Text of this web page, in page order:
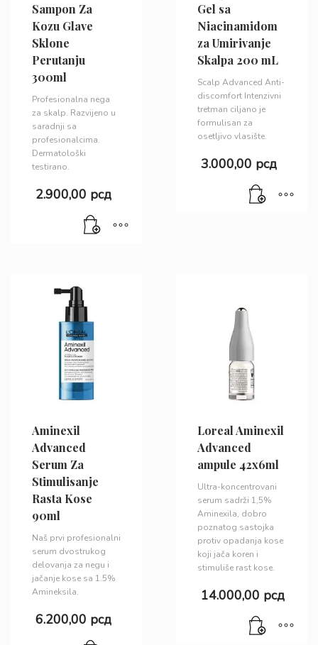
Sampon Za
Kozu Glave
Sklone
Perutanju
300ml
Profesionalna nega
za skalp. Razvijeno u
saradnji sa
profesionalcima.
Dermatološki
testirano.
2.900,00 рсд
Gel sa
Niacinamidom
za Umirivanje
Skalpa 200 mL
Scalp Advanced Anti-
discomfort Intenzivni
tretman ciljano je
formulisan za
osetljivo vlasište.
3.000,00 рсд
Aminexil
Advanced
Serum Za
Stimulisanje
Rasta Kose
90ml
Naš prvi profesionalni
serum dvostrukog
delovanja za negu i
jačanje kose sa 1.5%
Amineksila.
6.200,00 рсд
Loreal Aminexil
Advanced
ampule 42x6ml
Ultra-koncentrovani
serum sadrži 1,5%
Aminexila, dobro
poznatog sastojka
protiv opadanja kose
koji jača koren i
stimuliše rast kose.
14.000,00 рсд